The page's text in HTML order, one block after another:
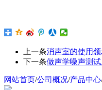
上一条消声室的使用
下一条做声学噪声测
网站首页/公司概况/产品中心